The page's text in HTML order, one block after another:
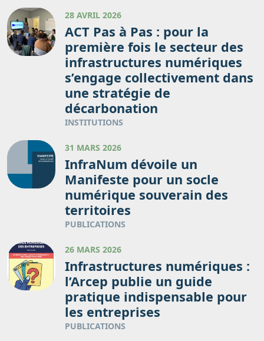
28 AVRIL 2026
ACT Pas à Pas : pour la
première fois le secteur des
infrastructures numériques
s’engage collectivement dans
une stratégie de
décarbonation
INSTITUTIONS
31 MARS 2026
InfraNum dévoile un
Manifeste pour un socle
numérique souverain des
territoires
PUBLICATIONS
26 MARS 2026
Infrastructures numériques :
l’Arcep publie un guide
pratique indispensable pour
les entreprises
PUBLICATIONS